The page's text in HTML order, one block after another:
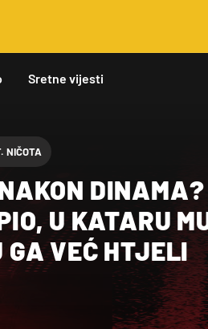
Sretne vijesti
NIČOTA
DINAMA?
U KATARU
GA VEĆ HTJELI